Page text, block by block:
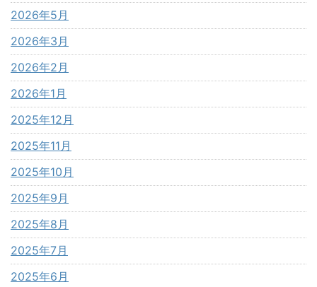
2026年5月
2026年3月
2026年2月
2026年1月
2025年12月
2025年11月
2025年10月
2025年9月
2025年8月
2025年7月
2025年6月